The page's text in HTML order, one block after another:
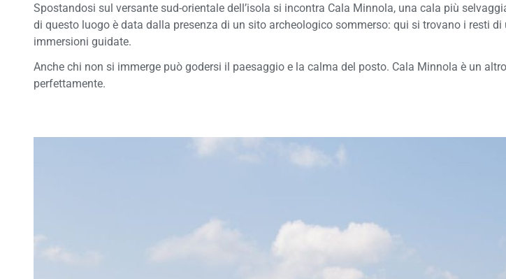
Spostandosi sul versante sud-orientale dell’isola si incontra Cala Minnola, una cala più
di questo luogo è data dalla presenza di un sito archeologico sommerso: qui si trovano i resti
immersioni guidate.
Anche chi non si immerge può godersi il paesaggio e la calma del posto. Cala Minnola è un
perfettamente.